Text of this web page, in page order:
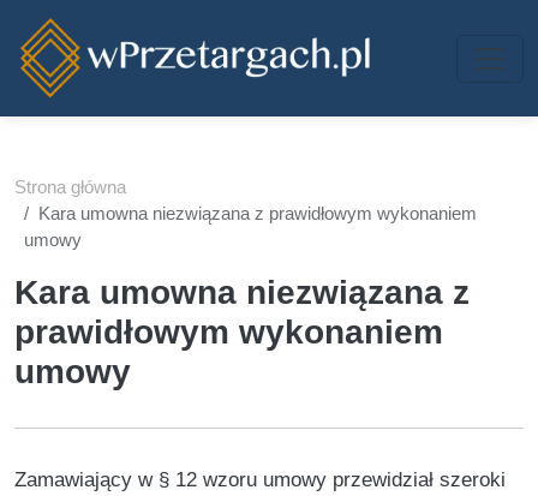
Strona główna
Kara umowna niezwiązana z prawidłowym wykonaniem
umowy
Kara umowna niezwiązana z
prawidłowym wykonaniem
umowy
Zamawiający w § 12 wzoru umowy przewidział szeroki